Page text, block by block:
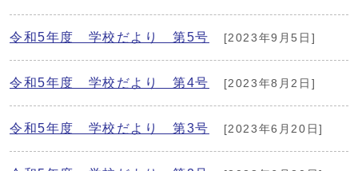
令和5年度 学校だより 第5号 [2023年9月5日]
令和5年度 学校だより 第4号 [2023年8月2日]
令和5年度 学校だより 第3号 [2023年6月20日]